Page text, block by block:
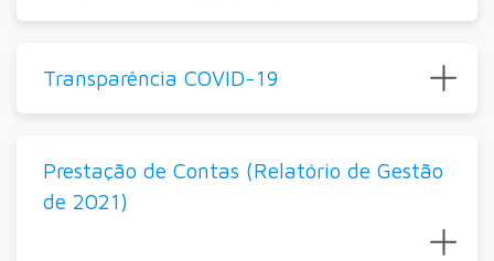
Transparência COVID-19
Prestação de Contas (Relatório de Gestão
de 2021)